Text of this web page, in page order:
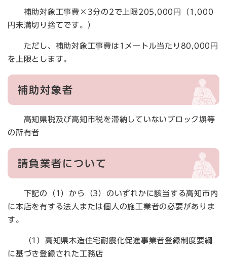
補助対象工事費×3分の2で上限205,000円（1,000
円未満切り捨てです。）
ただし、補助対象工事費は1メートル当たり80,000円
を上限とします。
補助対象者
高知県税及び高知市税を滞納していないブロック塀等
の所有者
請負業者について
下記の（1）から（3）のいずれかに該当する高知市内
に本店を有する法人または個人の施工業者の必要がありま
す。
（1）高知県木造住宅耐震化促進事業者登録制度要綱
に基づき登録された工務店